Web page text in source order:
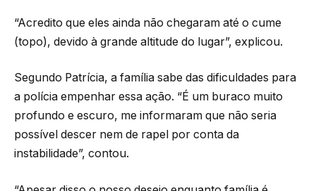
“Acredito que eles ainda não chegaram até o cume
(topo), devido à grande altitude do lugar”, explicou.
Segundo Patrícia, a família sabe das dificuldades para
a polícia empenhar essa ação. “É um buraco muito
profundo e escuro, me informaram que não seria
possível descer nem de rapel por conta da
instabilidade”, contou.